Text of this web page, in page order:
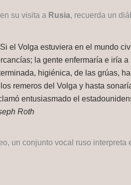
su visita a Rusia, recuerda un
el Volga estuviera en el mundo
la gente enfermaría e iría
higiénica, de las grúas,
remeros del Volga y hasta
entusiasmado el
Roth
un conjunto vocal ruso interpreta